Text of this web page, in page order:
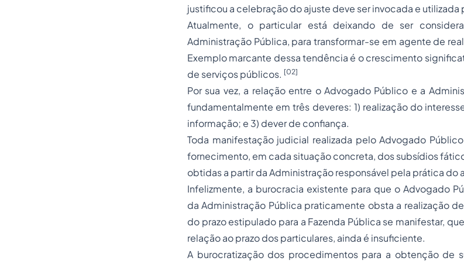
justificou a celebração do ajuste deve ser invocada e utilizada
Atualmente, o particular está deixando de ser
Administração Pública, para transformar-se em agente de
Exemplo marcante dessa tendência é o crescimento
de serviços públicos. [02]
Por sua vez, a relação entre o Advogado Público e a
fundamentalmente em três deveres: 1) realização do
informação; e 3) dever de confiança.
Toda manifestação judicial realizada pelo Advogado
fornecimento, em cada situação concreta, dos subsídios
obtidas a partir da Administração responsável pela prática
Infelizmente, a burocracia existente para que o Advogado
da Administração Pública praticamente obsta a realização
do prazo estipulado para a Fazenda Pública se manifestar,
relação ao prazo dos particulares, ainda é insuficiente.
A burocratização dos procedimentos para a obtenção de